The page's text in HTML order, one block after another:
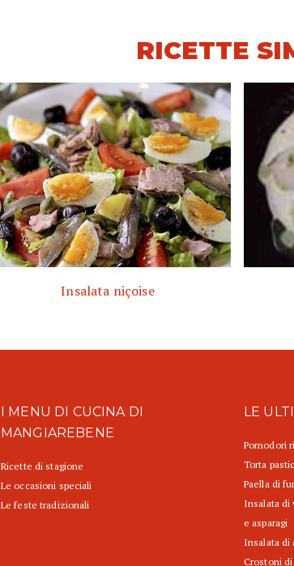
RICETTE
Insalata niçoise
I MENU DI CUCINA DI
MANGIAREBENE
Ricette di stagione
Le occasioni speciali
Le feste tradizionali
LE
Pomodori
Torta
Paella di
Insalata di
e asparagi
Insalata di
Crostoni